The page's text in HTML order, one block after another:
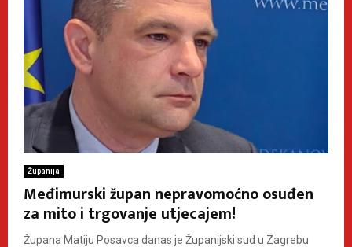
Županija
Međimurski župan nepravomoćno osuđen
za mito i trgovanje utjecajem!
Župana Matiju Posavca danas je Županijski sud u Zagrebu